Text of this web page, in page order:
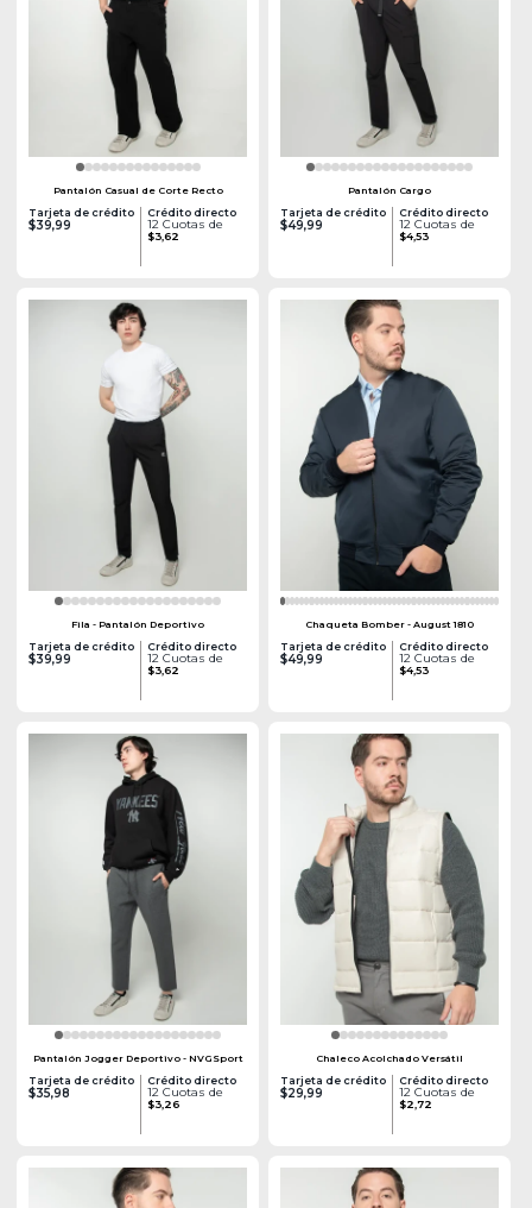
Pantalón Casual de Corte Recto
Tarjeta de crédito
$39,99
Crédito directo
12 Cuotas de
$3,62
Pantalón Cargo
Tarjeta de crédito
$49,99
Crédito directo
12 Cuotas de
$4,53
Fila - Pantalón Deportivo
Tarjeta de crédito
$39,99
Crédito directo
12 Cuotas de
$3,62
Chaqueta Bomber - August 1810
Tarjeta de crédito
$49,99
Crédito directo
12 Cuotas de
$4,53
Pantalón Jogger Deportivo - NVGSport
Tarjeta de crédito
$35,98
Crédito directo
12 Cuotas de
$3,26
Chaleco Acolchado Versátil
Tarjeta de crédito
$29,99
Crédito directo
12 Cuotas de
$2,72